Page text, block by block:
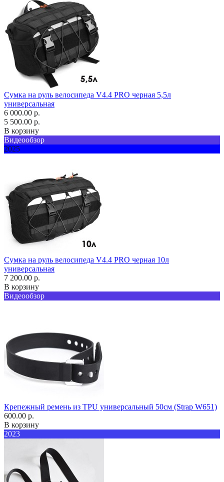
Сумка на руль велосипеда V4.4 PRO черная 5,5л
универсальная
6 000.00 р.
5 500.00 р.
В корзину
Видеообзор
2025
Сумка на руль велосипеда V4.4 PRO черная 10л
универсальная
7 200.00 р.
В корзину
Видеообзор
Крепежный ремень из TPU универсальный 50см (Strap W651)
600.00 р.
В корзину
2023